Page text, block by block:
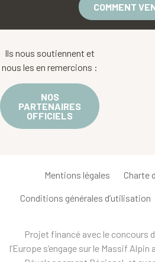
COMMENT
Ils nous soutiennent et
nous les en remercions :
NOS
PARTENAIRES
OFFICIELS
Mentions légales Charte
Conditions générales d’utilisation
Projet financé avec le concours
l’Europe s’engage sur le Massif